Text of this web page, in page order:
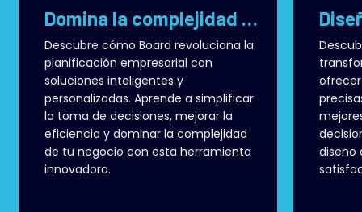
Domina la complejidad empresarial con Board: tu aliado en la planificación inteligente
Descubre cómo Board revoluciona la
planificación empresarial con
soluciones inteligentes y
personalizadas. Aprende a simplificar
la toma de decisiones, mejorar la
eficiencia y dominar la complejidad
de tu negocio con esta herramienta
innovadora.
diseño